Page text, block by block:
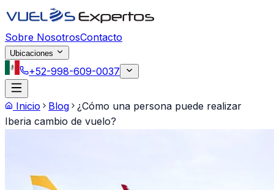
Saltar al contenido principal
Sobre NosotrosContacto
Ubicaciones
+52-998-609-0037
Inicio Blog
¿Cómo una persona puede realizar
Iberia cambio de vuelo?